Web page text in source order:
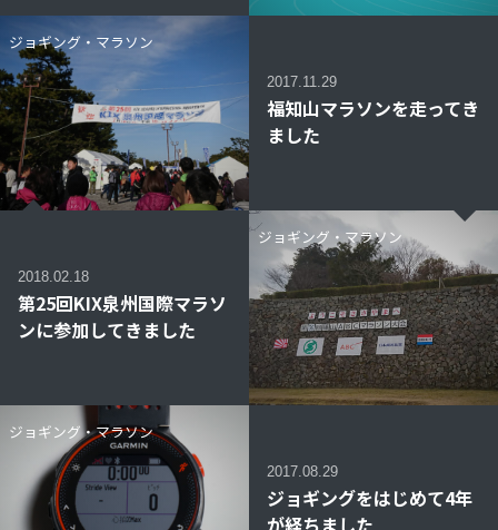
ジョギング・マラソン
2018.02.18
第25回KIX泉州国際マラソ
ンに参加してきました
ジョギング・マラソン
2017.11.29
福知山マラソンを走ってき
ました
ジョギング・マラソン
2017.08.29
ジョギングをはじめて4年
が経ちました